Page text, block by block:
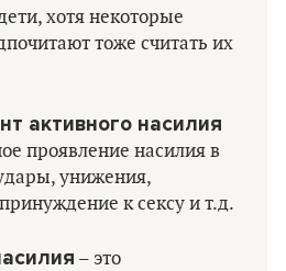
хотя некоторые
тоже считать их
активного насилия
проявление насилия в
унижения,
к сексу и т.д.
– это